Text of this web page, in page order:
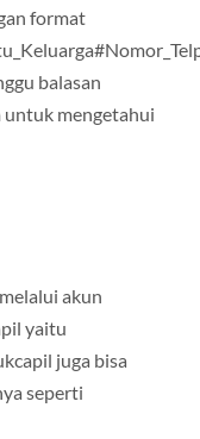
format
balasan
untuk mengetahui
akun
yaitu
juga bisa
seperti